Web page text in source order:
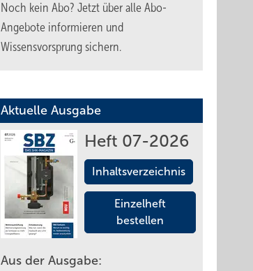
Noch kein Abo? Jetzt über alle Abo-
Angebote informieren und
Wissensvorsprung sichern.
Aktuelle Ausgabe
Heft 07-2026
Inhaltsverzeichnis
Einzelheft
bestellen
Aus der Ausgabe: